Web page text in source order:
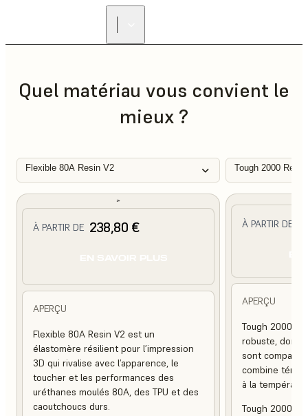
Quel matériau vous convient le
mieux ?
Flexible 80A Resin V2 Tough 2000
À PARTIR DE 238,80 €
APERÇU
Flexible 80A Resin V2 est un
élastomère résilient pour l’impression
3D qui rivalise avec l’apparence, le
toucher et les performances des
uréthanes moulés 80A, des TPU et des
caoutchoucs durs.
À PARTIR DE
APERÇU
Tough 2000
robuste, dont
sont
combine
à la
Tough 2000